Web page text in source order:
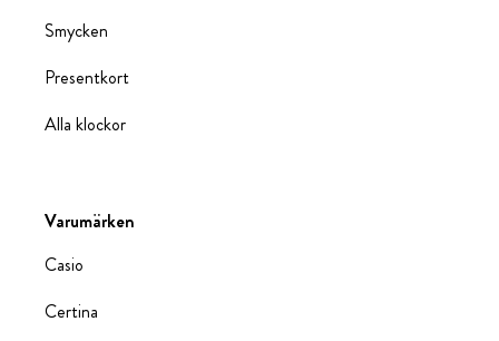
Smycken
Presentkort
Alla klockor
Varumärken
Casio
Certina